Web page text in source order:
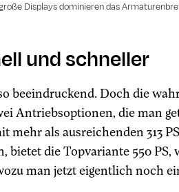
Displays dominieren das
und schneller
beeindruckend. Doch die
Antriebsoptionen, die man
mehr als ausreichenden 313
bietet die Topvariante 550
man jetzt eigentlich noch